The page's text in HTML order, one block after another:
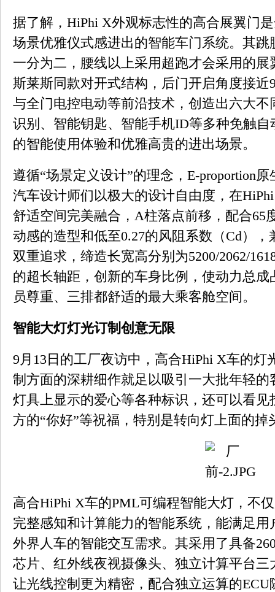
据了解，HiPhi X外观标志性的高合展翼门
场景优雅仪式感进出的智能车门系统。其
一分为二，腰线以上采用超跑才会采用的
斯莱斯同款对开式结构，后门开启角度接近
与全门电控电动等前沿技术，创造出六大
识别、智能钥匙、智能手机ID等多种免触
的智能使用体验和优雅高贵的进出场景。
遵循“场景定义设计”的理念，E-proportion
汽车设计师们以极大的设计自由度，在
舒适空间完美融合，A柱落点前移，配合65
动感的造型和低至0.27的风阻系数（Cd）
双重追求，缔造长宽高分别为5200/2062/
的超长轴距，创新的车身比例，使动力总
员尊重、三排都舒适的最大乘客舱空间。
智能大灯灯光订制创意无限
9月13日的工厂夜访中，高合HiPhi X车的灯
制方面的深耕细作就足以吸引一大批年轻
灯具上显示的爱心等各种标识，还可以看见
方的“你好”等祝福，特别是转向灯上面的
高合HiPhi X车的PML可编程智能大灯，不
完整感知和计算能力的智能系统，能满足
外界人车的智能交互需求。其采用了具备
芯片、红外线夜视摄像头、独立计算平台
让光线控制更为精密，配合独立运算的